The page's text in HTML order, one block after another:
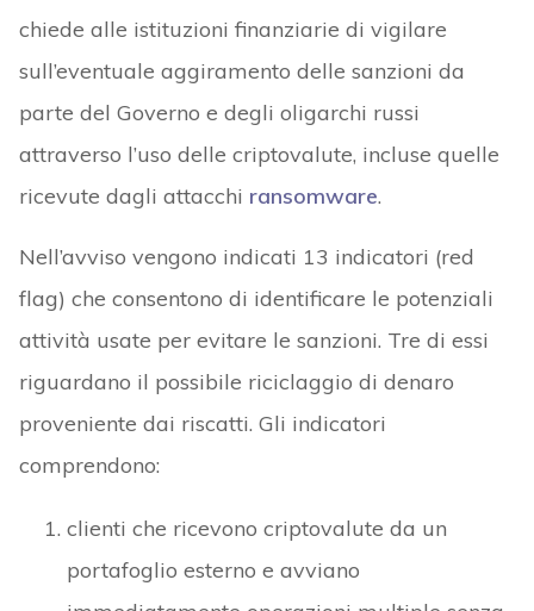
chiede alle istituzioni finanziarie di vigilare
sull’eventuale aggiramento delle sanzioni da
parte del Governo e degli oligarchi russi
attraverso l’uso delle criptovalute, incluse quelle
ricevute dagli attacchi ransomware.
Nell’avviso vengono indicati 13 indicatori (red
flag) che consentono di identificare le potenziali
attività usate per evitare le sanzioni. Tre di essi
riguardano il possibile riciclaggio di denaro
proveniente dai riscatti. Gli indicatori
comprendono:
clienti che ricevono criptovalute da un
portafoglio esterno e avviano